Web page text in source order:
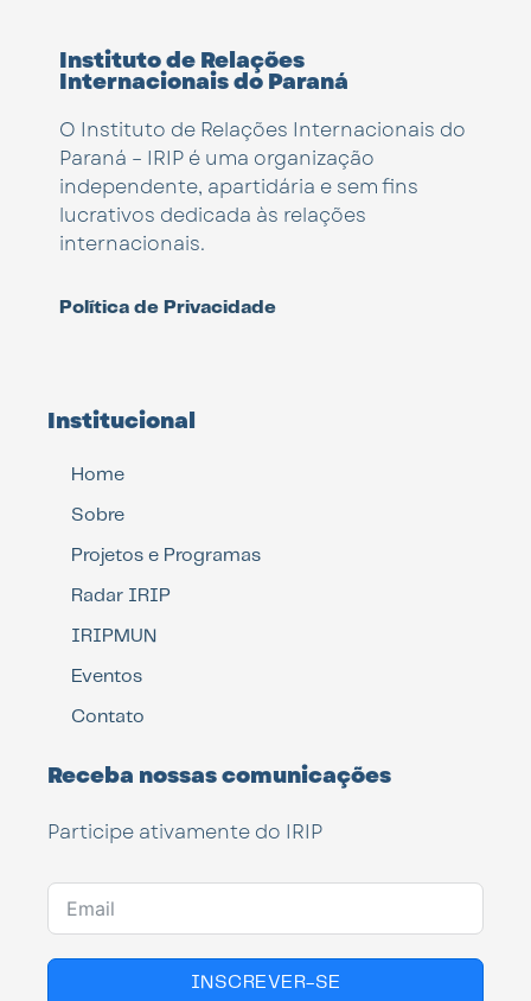
Instituto de Relações
Internacionais do Paraná
O Instituto de Relações Internacionais do
Paraná – IRIP é uma organização
independente, apartidária e sem fins
lucrativos dedicada às relações
internacionais.
Política de Privacidade
Institucional
Home
Sobre
Projetos e Programas
Radar IRIP
IRIPMUN
Eventos
Contato
Receba nossas comunicações
Participe ativamente do IRIP
INSCREVER-SE